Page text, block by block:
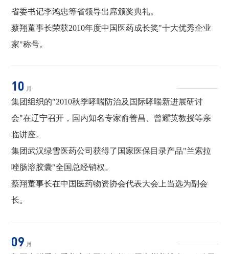
省委书记李鸿忠等省领导出席颁奖典礼。
蔡翔董事长荣获2010年度中国医药成长奖"十大优秀企业
家"称号。
10 月
集团组织的"2010秋季哮喘防治及国际哮喘新进展研讨
会"在辽宁召开，国内知名专家俞善昌、曾耀英教授等亲
临讲座。
集团武汉绿雪医药公司获得了国家医保目录产品"兰索拉
唑肠溶胶囊"全国总经销权。
蔡翔董事长在中国医药物资协会代表大会上当选为副会
长。
09 月